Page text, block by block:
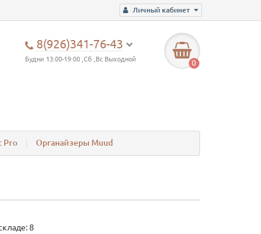
Личный кабинет
8(926)341-76-43
Будни 13:00-19:00 ,Сб ,Вс Выходной 0
Pro Органайзеры Muud
8